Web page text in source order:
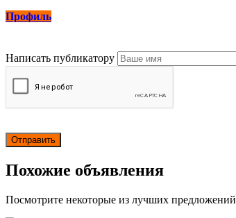
Профиль
Написать публикатору
Похожие объявления
Посмотрите некоторые из лучших предложений